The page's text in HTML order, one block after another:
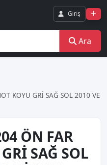
Giriş
Ara
KOYU GRİ SAĞ SOL 2010 VE
ÖN FAR
SAĞ SOL